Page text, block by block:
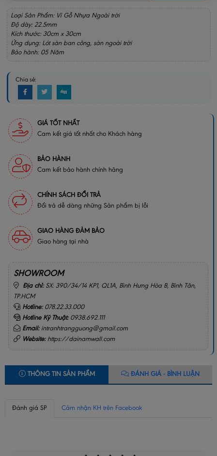
Loại Sản Phẩm: Vỉ Gỗ Nhựa Ngoài trời
Độ dày: 22.5mm
Kích thước: 30cm x 30cm
Ứng dụng: Lót sàn ban công, sàn ngoài trời
Bảo hành: 05 Năm
Chia sẻ:
GIÁ TỐT NHẤT
Cam kết giá tốt nhất cho Khách hàng
BẢO HÀNH
Cam kết bảo hành chính hãng
CHÍNH SÁCH ĐỔI TRẢ
Đổi trả dễ dàng những Sản phẩm bị lỗi
GIAO HÀNG ĐẢM BẢO
Giao hàng tại nhà
SHOWROOM
Địa chỉ: SX: 390/34/14 KP1, QL1A, Bình Hưng Hòa B, Bình Tân,
TP.HCM
Hotline: 078.22.33.000
Hotline Kỹ Thuật: 0938.692.111
Email: intranhtrangguong@gmail.com
Website:https://dainamwall.com
THÔNG TIN SẢN PHẨM ĐÁNH GIÁ - BÌNH LUẬN
Đánh giá SP Cảm nhận KH trên Facebook